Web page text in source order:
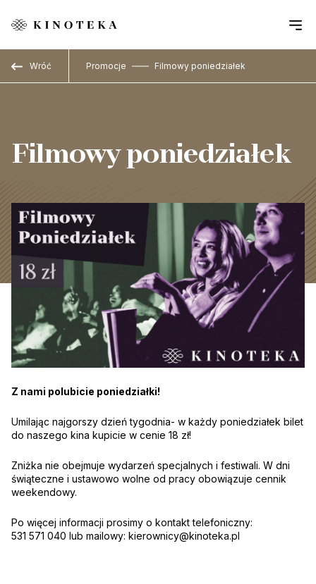
Wróć Promocje Filmowy poniedziałek
Filmowy poniedziałek
Z nami polubicie poniedziałki!
Umilając najgorszy dzień tygodnia- w każdy poniedziałek bilet
do naszego kina kupicie w cenie 18 zł!
Zniżka nie obejmuje wydarzeń specjalnych i festiwali. W dni
świąteczne i ustawowo wolne od pracy obowiązuje cennik
weekendowy.
Po więcej informacji prosimy o kontakt telefoniczny:
531 571 040 lub mailowy: kierownicy@kinoteka.pl